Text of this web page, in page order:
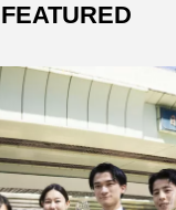
FEATURED